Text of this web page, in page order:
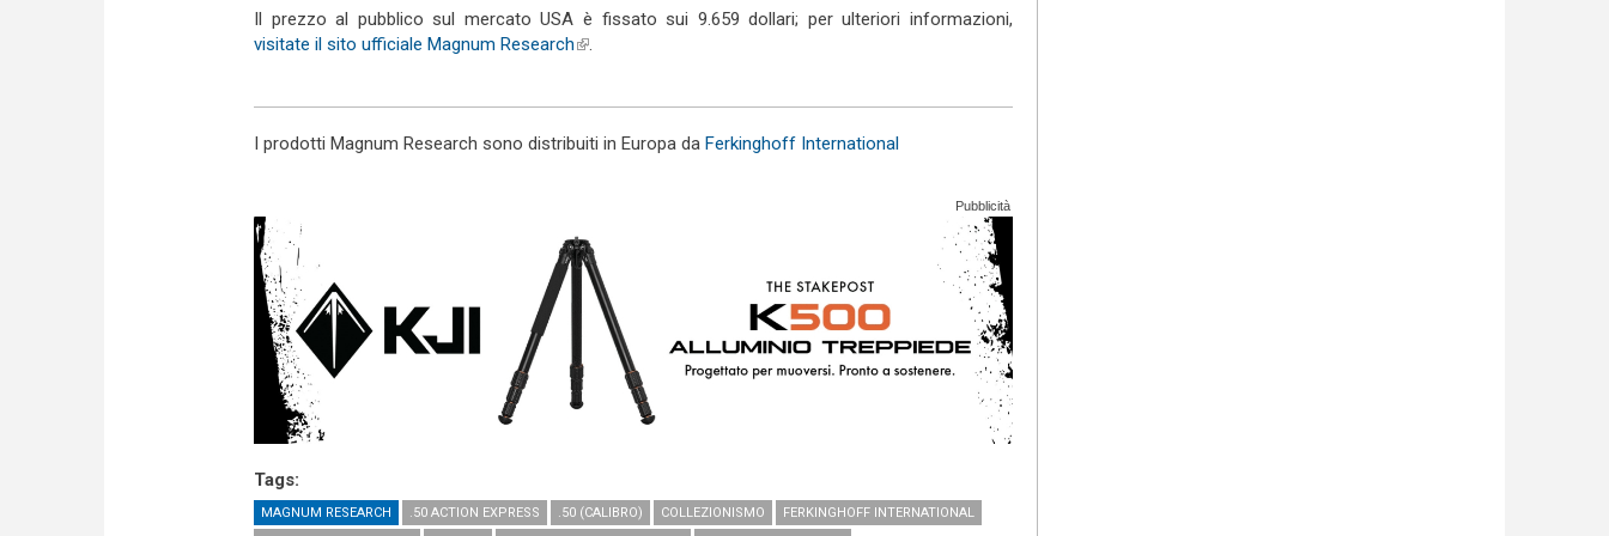
Il prezzo al pubblico sul mercato USA è fissato sui 9.659 dollari; per ulteriori informazioni,
visitate il sito ufficiale Magnum Research(link is external)
.
I prodotti Magnum Research sono distribuiti in Europa da Ferkinghoff International
Pubblicità
Tags:
MAGNUM RESEARCH .50 ACTION EXPRESS .50 (CALIBRO) COLLEZIONISMO
FERKINGHOFF INTERNATIONAL